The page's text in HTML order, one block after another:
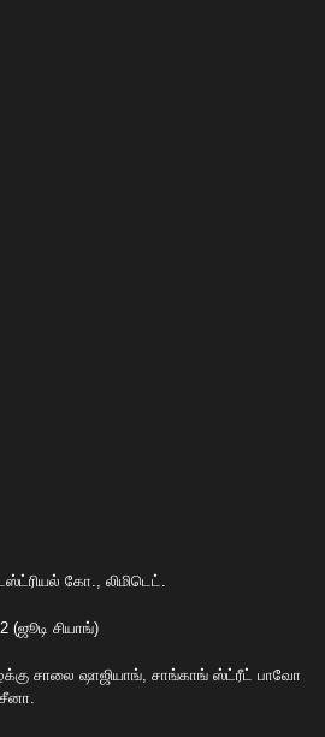
கோ., லிமிடெட்.
சியாங்)
சாலை ஷாஜியாங், சாங்காங் ஸ்ட்ரீட் பாவோ